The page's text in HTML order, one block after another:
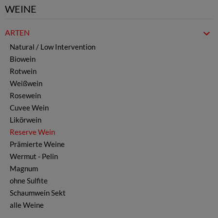
WEINE
ARTEN
Natural / Low Intervention
Biowein
Rotwein
Weißwein
Rosewein
Cuvee Wein
Likörwein
Reserve Wein
Prämierte Weine
Wermut - Pelin
Magnum
ohne Sulfite
Schaumwein Sekt
alle Weine